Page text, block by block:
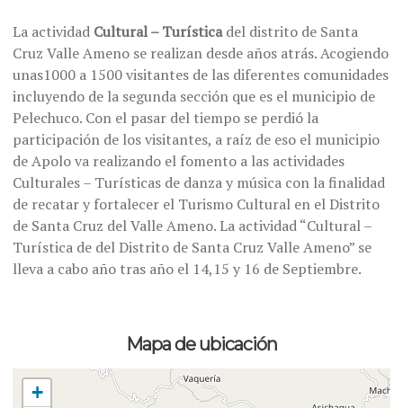
La actividad Cultural – Turísticadel distrito de Santa
Cruz Valle Ameno se realizan desde años atrás. Acogiendo
unas1000 a 1500 visitantes de las diferentes comunidades
incluyendo de la segunda sección que es el municipio de
Pelechuco. Con el pasar del tiempo se perdió la
participación de los visitantes, a raíz de eso el municipio
de Apolo va realizando el fomento a las actividades
Culturales – Turísticas de danza y música con la finalidad
de recatar y fortalecer el Turismo Cultural en el Distrito
de Santa Cruz del Valle Ameno. La actividad “Cultural –
Turística de del Distrito de Santa Cruz Valle Ameno” se
lleva a cabo año tras año el 14,15 y 16 de Septiembre.
Mapa de ubicación
+